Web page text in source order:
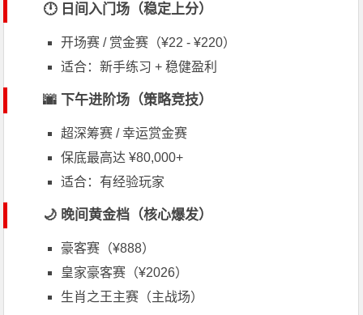
🕛 日间入门场（稳定上分）
开场赛 / 赏金赛（¥22 - ¥220）
适合：新手练习 + 稳健盈利
🌆 下午进阶场（策略竞技）
超深筹赛 / 幸运赏金赛
保底最高达 ¥80,000+
适合：有经验玩家
🌙 晚间黄金档（核心爆发）
豪客赛（¥888）
皇家豪客赛（¥2026）
生肖之王主赛（主战场）